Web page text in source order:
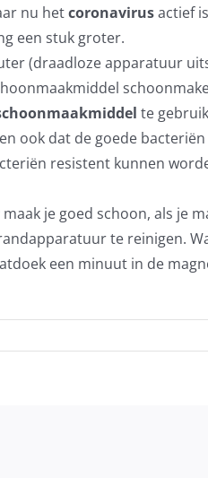
nu hetcoronavirusactief
een stuk groter.
(draadloze apparatuur
te
ook dat de goede
resistent kunnen
maak je goed schoon, als je
te reinigen.
een minuut in de